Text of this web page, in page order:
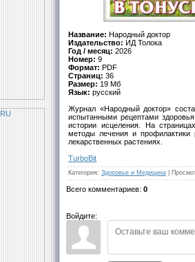
Название: Народный доктор
Издательство: ИД Толока
Год / месяц: 2026
Номер: 9
Формат: PDF
Страниц: 36
Размер: 19 Мб
Язык: русский
Журнал «Народный доктор»
испытанными рецептами
истории исцеления. На
методы лечения и
лекарственных растениях.
TurbоBit
Категория: Здоровье и Медицина
Всего комментариев: 0
Войдите: